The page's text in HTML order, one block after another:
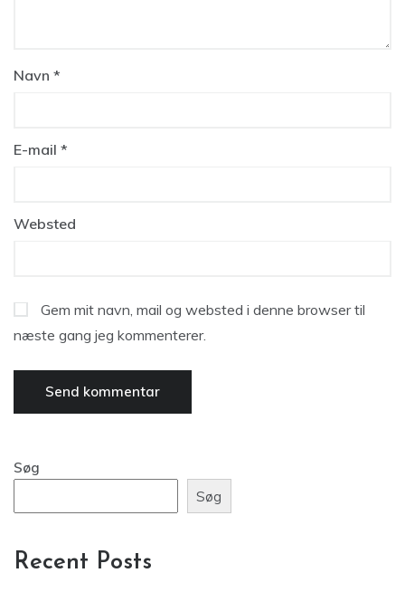
Navn *
E-mail *
Websted
Gem mit navn, mail og websted i denne browser til
næste gang jeg kommenterer.
Søg
Søg
Recent Posts